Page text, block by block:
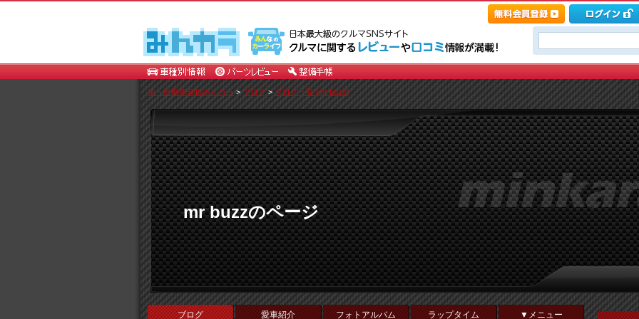
車・自動車SNSみんカラ>ブログ>ブログ一覧 [mr buzz]
mr buzzのページ
ブログ 愛車紹介 フォトアルバム ラップタイム ▼メニュー